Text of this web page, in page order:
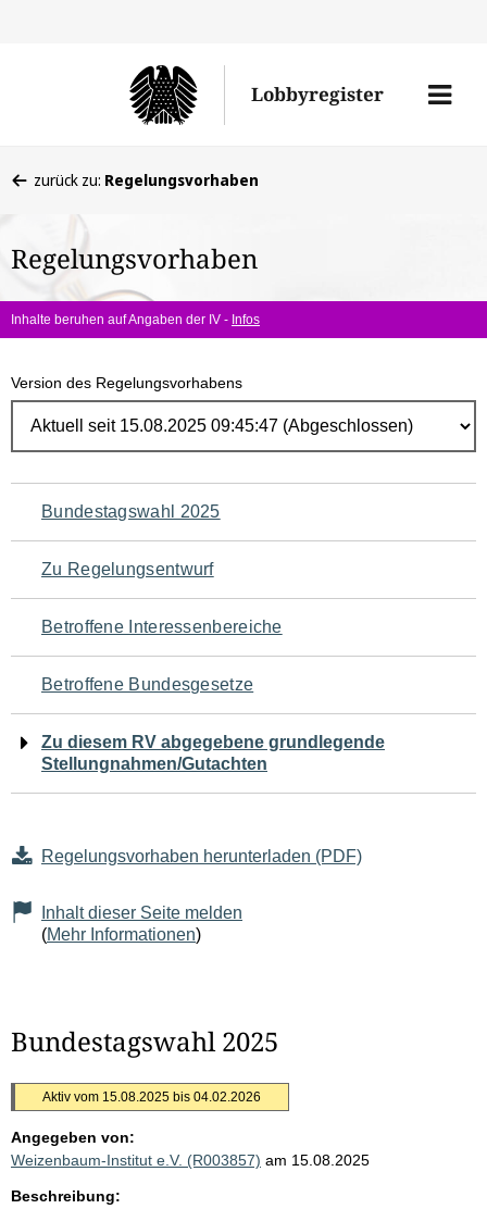
Lobbyregister
Menü
befinden
hier:
zurück zu: Regelungsvorhaben
Regelungsvorhaben
Inhalte beruhen auf Angaben der IV - Infos
Version des Regelungsvorhabens
Navigation
für
den
Seiteninhalt
Bundestagswahl 2025
Zu Regelungsentwurf
Betroffene Interessenbereiche
Betroffene Bundesgesetze
Zu diesem RV abgegebene grundlegende
Stellungnahmen/Gutachten
Regelungsvorhaben herunterladen (PDF)
Inhalt dieser Seite melden
(Mehr Informationen)
Bundestagswahl 2025
Aktiv vom 15.08.2025 bis 04.02.2026
Angegeben von:
Weizenbaum-Institut e.V. (R003857) am 15.08.2025
Beschreibung: